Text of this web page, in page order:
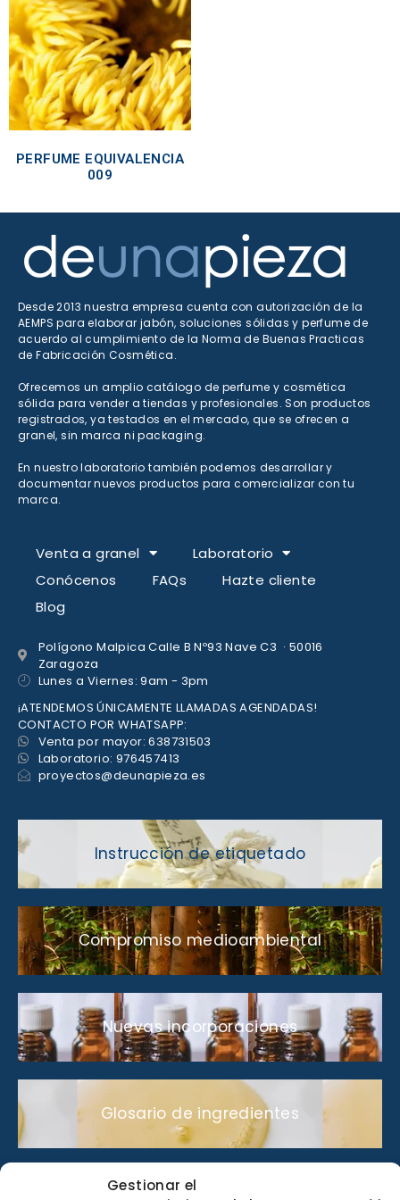
Gestionar el
PERFUME EQUIVALENCIA
009
Desde 2013 nuestra empresa cuenta con autorización de la
AEMPS para elaborar jabón, soluciones sólidas y perfume de
acuerdo al cumplimiento de la Norma de Buenas Practicas
de Fabricación Cosmética.
Ofrecemos un amplio catálogo de perfume y cosmética
sólida para vender a tiendas y profesionales. Son productos
registrados, ya testados en el mercado, que se ofrecen a
granel, sin marca ni packaging.
En nuestro laboratorio también podemos desarrollar y
documentar nuevos productos para comercializar con tu
marca.
Venta a granel
Laboratorio
Conócenos
FAQs
Hazte cliente
Blog
Polígono Malpica Calle B Nº93 Nave C3 · 50016
Zaragoza
Lunes a Viernes: 9am - 3pm
¡ATENDEMOS ÚNICAMENTE LLAMADAS AGENDADAS!
CONTACTO POR WHATSAPP:
Venta por mayor: 638731503
Laboratorio: 976457413
proyectos@deunapieza.es
Instrucción de etiquetado
Compromiso medioambiental
Nuevas incorporaciones
Glosario de ingredientes